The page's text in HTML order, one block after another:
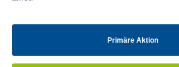
Primäre Aktion